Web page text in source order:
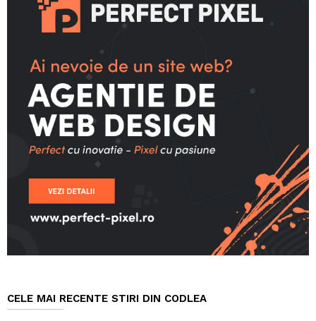
CELE MAI RECENTE STIRI DIN CODLEA